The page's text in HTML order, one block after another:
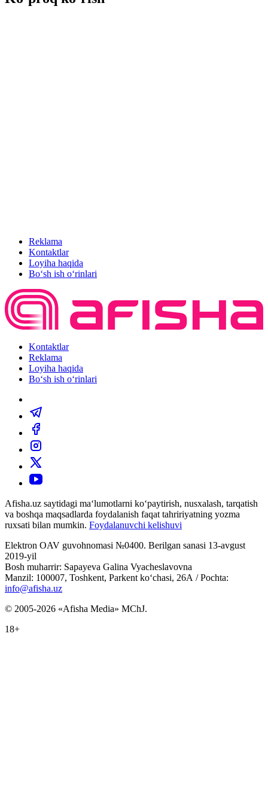
Reklama
Kontaktlar
Loyiha haqida
Bo‘sh ish o‘rinlari
Kontaktlar
Reklama
Loyiha haqida
Bo‘sh ish o‘rinlari
Afisha.uz saytidagi ma‘lumotlarni ko‘paytirish, nusxalash, tarqatish
va boshqa maqsadlarda foydalanish faqat tahririyatning yozma
ruxsati bilan mumkin. Foydalanuvchi kelishuvi
Elektron OAV guvohnomasi №0400. Berilgan sanasi 13-avgust
2019-yil
Bosh muharrir: Sapayeva Galina Vyacheslavovna
Manzil: 100007, Toshkent, Parkent ko‘chasi, 26А / Pochta:
info@afisha.uz
© 2005-2026 «Afisha Media» MChJ.
18+